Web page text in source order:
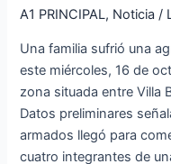
A1 PRINCIPAL, Noticia /
Una familia sufrió una
este miércoles, 16 de
zona situada entre Villa
Datos preliminares
armados llegó para
cuatro integrantes de
en
montañosa
ubicada
de
la
vía